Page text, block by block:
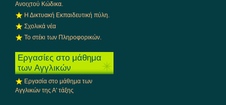
Ανοιχτού Κώδικα.
Η Δικτυακή Εκπαιδευτική πύλη.
Σχολικά νέα
Το στέκι των Πληροφορικών.
Εργασίες στο μάθημα
των Αγγλικών
Εργασία στο μάθημα των
Αγγλικών της Α' τάξης